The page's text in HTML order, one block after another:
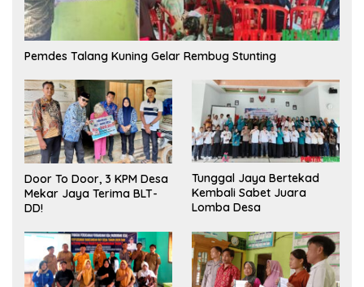
Pemdes Talang Kuning Gelar Rembug Stunting
Door To Door, 3 KPM Desa
Mekar Jaya Terima BLT-
DD!
Tunggal Jaya Bertekad
Kembali Sabet Juara
Lomba Desa